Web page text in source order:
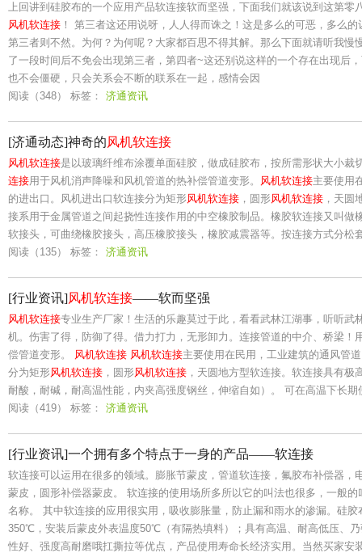
上回讲到硅胶布的一个应用产品软连接软而坚强，下面我们就该说到这第
风机软连接 ！ 第三者这还用说呀，人人得而诛之！这是多么的可恶，多么
第三者则不然。为何？为何呢？大家都百思不得其解。那么下面就请听我慢
了一段时间后不免会出现第三者，第四者~这还别说这样的一个存在出现后
也不会僵硬，只会关系会不断的联系在一起，感情会因
阅读（348） 标签： 济通资讯
[济通动态]神奇的风机软连接
风机软连接是以玻璃纤维布涂覆单面硅胶，做成硅胶布，按所需形状大小裁
连接用于风机消声降噪和风机管道的热补偿管道变形。 风机软连接主要使用
的进出口。风机进出口软连接分为矩形风机软连接 ，圆形风机软连接 ，天圆
接系用于金属管道之间起挠性连接作用的中空橡胶制品。橡胶软连接又叫做
软接头，可曲绕橡胶接头，高压橡胶接头，橡胶减震器等。按连接方式分松
阅读（135） 标签： 济通资讯
[行业资讯]风机软连接——软而坚强
风机软连接专业生产厂家！生活的乐趣莫过于此，看看武林江湖事，听听武
机。伤害了得，防御了得。借力打力，无形卸力。连接管道的中介、桥梁！
偿管道变形。 风机软连接 风机软连接主要使用在民用，工业建筑的通风管
分为矩形风机软连接 ，圆形风机软连接 ，天圆地方型软连接。软连接具有
耐酸，耐碱，耐高温性能，内夹高强度钢丝，伸缩自如）。 可在高温下长期
阅读（419） 标签： 济通资讯
[行业资讯]一个拥有多个特点于一身的产品——软连接
软连接可以运用在很多的领域。膨胀节蒙皮，管道软连接，氟胶布补偿器，
蒙皮，圆形补偿器蒙皮。 软连接的使用场所多所以它的叫法也很多，一般的
名称。 其中软连接的应用很实用，吸收膨胀量，防止漏和雨水的渗漏。硅
350℃，安装后蒙皮外表温度50℃（有隔热填料）；具有高温、耐高低压、
性好、强度高耐磨哦扛撕拉等优点，产品使用寿命长经济实用。当然买家安